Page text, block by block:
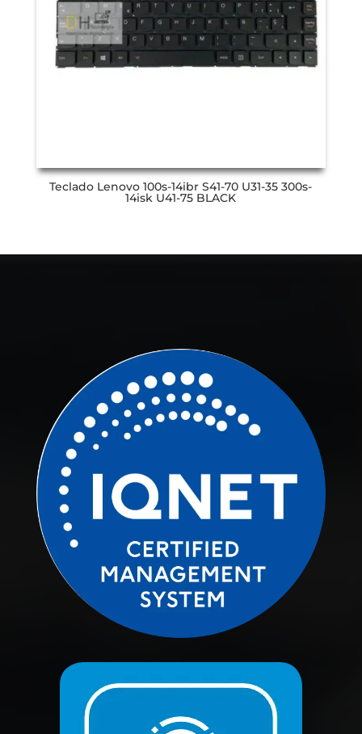
Teclado Lenovo 100s-14ibr S41-70 U31-35 300s-
14isk U41-75 BLACK